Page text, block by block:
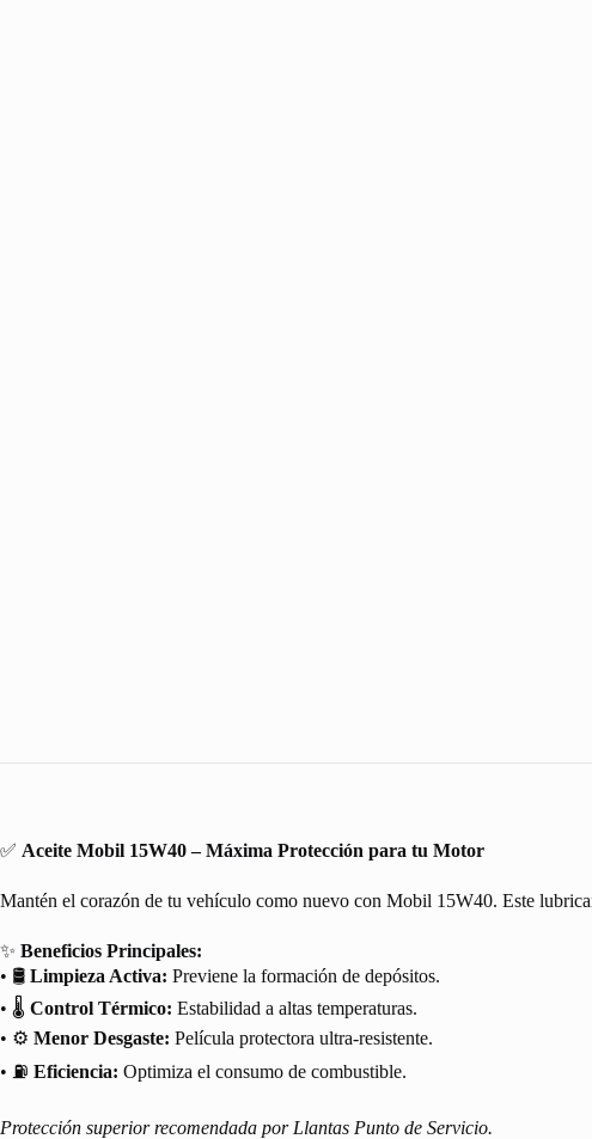
✅ Aceite Mobil 15W40 – Máxima Protección para tu Motor
Mantén el corazón de tu vehículo como nuevo con Mobil 15W40. Este
✨ Beneficios Principales:
• 🛢️ Limpieza Activa: Previene la formación de depósitos.
• 🌡️ Control Térmico: Estabilidad a altas temperaturas.
• ⚙️ Menor Desgaste: Película protectora ultra-resistente.
• ⛽ Eficiencia: Optimiza el consumo de combustible.
Protección superior recomendada por Llantas Punto de Servicio.